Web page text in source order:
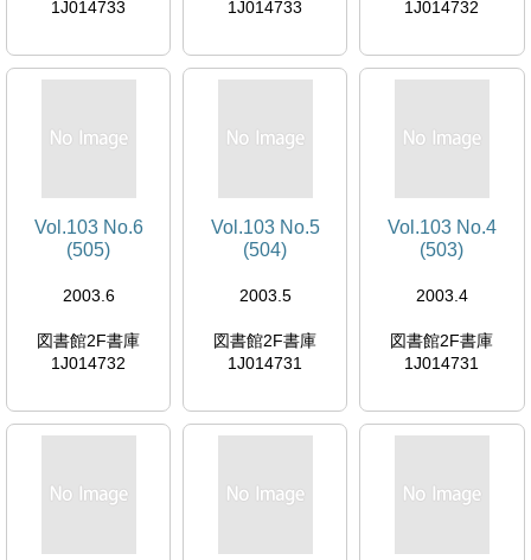
1J014733
1J014733
1J014732
Vol.103 No.6
(505)
2003.6
図書館2F書庫
1J014732
Vol.103 No.5
(504)
2003.5
図書館2F書庫
1J014731
Vol.103 No.4
(503)
2003.4
図書館2F書庫
1J014731